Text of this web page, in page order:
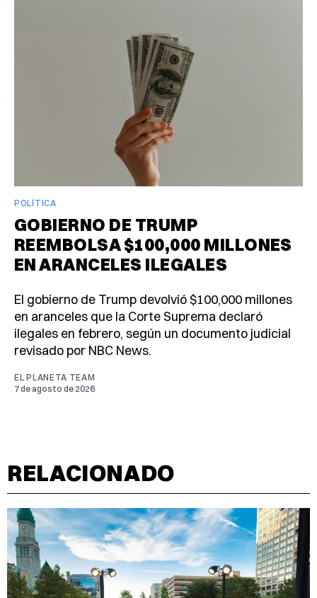
POLÍTICA
GOBIERNO DE TRUMP
REEMBOLSA $100,000 MILLONES
EN ARANCELES ILEGALES
El gobierno de Trump devolvió $100,000 millones
en aranceles que la Corte Suprema declaró
ilegales en febrero, según un documento judicial
revisado por NBC News.
EL PLANETA TEAM
7 de agosto de 2026
RELACIONADO